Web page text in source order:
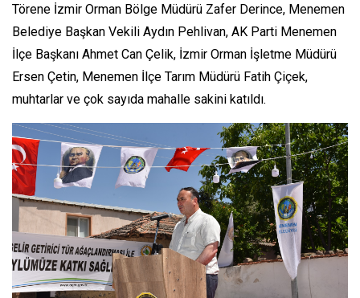
Törene İzmir Orman Bölge Müdürü Zafer Derince, Menemen
Belediye Başkan Vekili Aydın Pehlivan, AK Parti Menemen
İlçe Başkanı Ahmet Can Çelik, İzmir Orman İşletme Müdürü
Ersen Çetin, Menemen İlçe Tarım Müdürü Fatih Çiçek,
muhtarlar ve çok sayıda mahalle sakini katıldı.